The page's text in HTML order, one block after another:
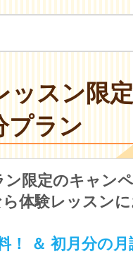
ッスン限
プラン
ン限定のキャン
ら体験レッスン
！ ＆ 初月分の